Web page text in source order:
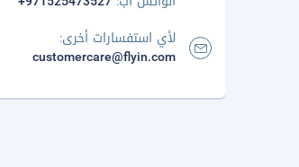
لأي استفسارات أخرى:
customercare@flyin.com